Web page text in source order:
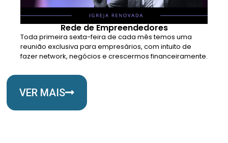
Rede de Empreendedores
Toda primeira sexta-feira de cada mês temos uma
reunião exclusiva para empresários, com intuito de
fazer network, negócios e crescermos financeiramente.
VER MAIS